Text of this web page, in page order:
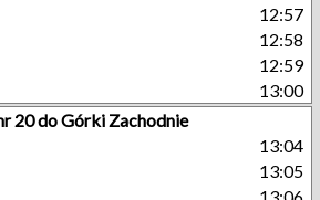
12:57
12:58
12:59
13:00
20 do Górki Zachodnie
13:04
13:05